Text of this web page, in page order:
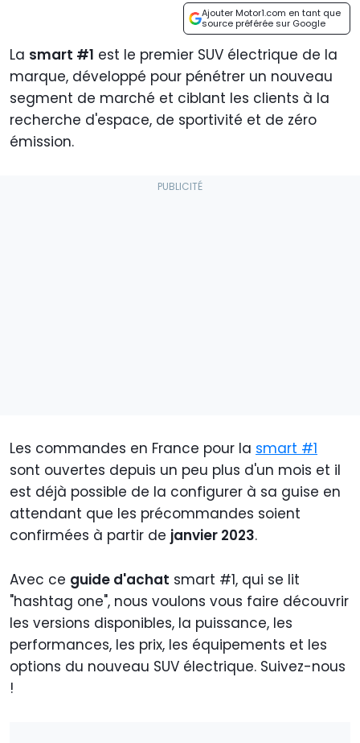
Ajouter Motor1.com en tant que
source préférée sur Google
La smart #1 est le premier SUV électrique de la
marque, développé pour pénétrer un nouveau
segment de marché et ciblant les clients à la
recherche d'espace, de sportivité et de zéro
émission.
Les commandes en France pour la smart #1
sont ouvertes depuis un peu plus d'un mois et il
est déjà possible de la configurer à sa guise en
attendant que les précommandes soient
confirmées à partir de janvier 2023.
Avec ce guide d'achat smart #1, qui se lit
"hashtag one", nous voulons vous faire découvrir
les versions disponibles, la puissance, les
performances, les prix, les équipements et les
options du nouveau SUV électrique. Suivez-nous
!